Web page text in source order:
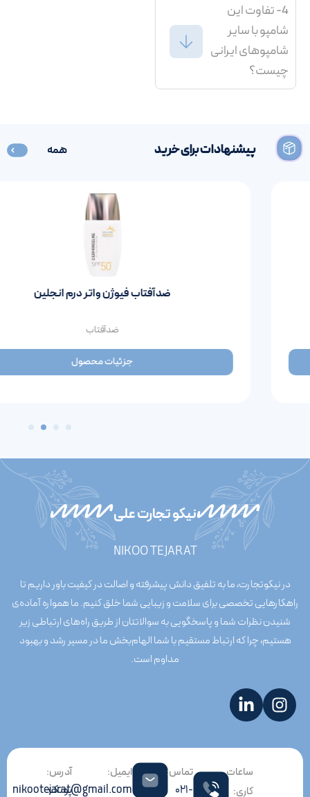
4- تفاوت این
شامپو با سایر
شامپوهای ایرانی
چیست؟
پیشنهادات برای خرید همه
ضدآفتاب فیوژن واتر درم انجلین
جزئیات محصول
نیکو تجارت علی
NIKOO TEJARAT
در نیکوتجارت، ما به تلفیق دانش پیشرفته و اصالت در کیفیت باور داریم تا
راهکارهایی تخصصی برای سلامت و زیبایی شما خلق کنیم. ما همواره آماده‌ی
شنیدن نظرات شما و پاسخگویی به سوالاتتان از طریق راه‌های ارتباطی زیر
هستیم، چرا که ارتباط مستقیم با شما الهام‌بخش ما در مسیر رشد و بهبود
مداوم است.
آدرس:
پونک
ایمیل:
nikootejarat@gmail.com
تماس:
021-
ساعات
کاری: